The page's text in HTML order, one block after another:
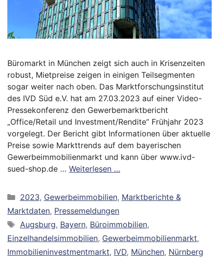
Büromarkt in München zeigt sich auch in Krisenzeiten
robust, Mietpreise zeigen in einigen Teilsegmenten
sogar weiter nach oben. Das Marktforschungsinstitut
des IVD Süd e.V. hat am 27.03.2023 auf einer Video-
Pressekonferenz den Gewerbemarktbericht
„Office/Retail und Investment/Rendite“ Frühjahr 2023
vorgelegt. Der Bericht gibt Informationen über aktuelle
Preise sowie Markttrends auf dem bayerischen
Gewerbeimmobilienmarkt und kann über www.ivd-
sued-shop.de … Weiterlesen …
Kategorien
2023, Gewerbeimmobilien, Marktberichte &
Marktdaten, Pressemeldungen
Schlagwörter
Augsburg, Bayern, Büroimmobilien,
Einzelhandelsimmobilien, Gewerbeimmobilienmarkt,
Immobilieninvestmentmarkt, IVD, München, Nürnberg